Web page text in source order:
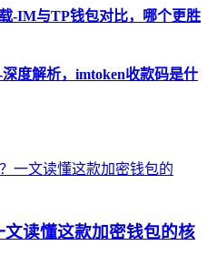
-IM与TP钱包对比，哪个更胜
度解析，imtoken收款码是什
读懂这款加密钱包的核